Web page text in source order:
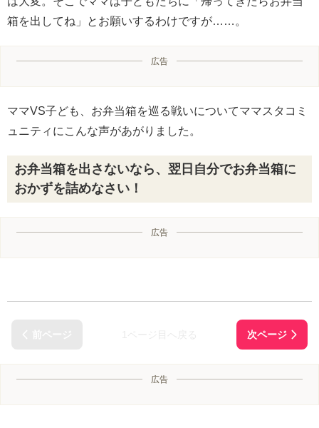
箱を出してね」とお願いするわけですが……。
広告
ママVS子ども、お弁当箱を巡る戦いについてママスタコミ
ュニティにこんな声があがりました。
お弁当箱を出さないなら、翌日自分でお弁当箱に
おかずを詰めなさい！
広告
広告